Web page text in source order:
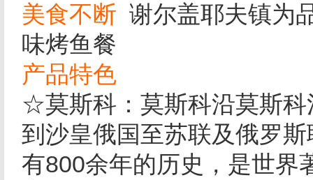
美食不断 谢尔盖耶夫镇为
味烤鱼餐
产品特色
☆莫斯科：莫斯科沿莫斯
到沙皇俄国至苏联及俄罗
有800余年的历史，是世界